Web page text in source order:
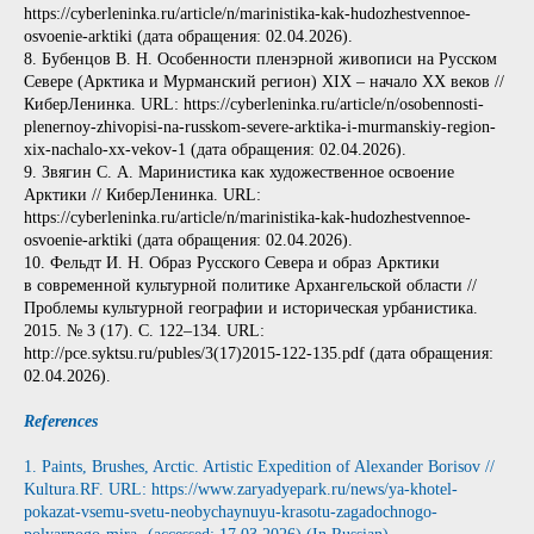
https://cyberleninka.ru/article/n/marinistika-kak-hudozhestvennoe-
osvoenie-arktiki (дата обращения: 02.04.2026).
8. Бубенцов В. Н. Особенности пленэрной живописи на Русском
Севере (Арктика и Мурманский регион) XIX – начало XX веков //
КиберЛенинка. URL: https://cyberleninka.ru/article/n/osobennosti-
plenernoy-zhivopisi‑na-russkom-severe-arktika‑i-murmanskiy-region-
xix-nachalo‑xx-vekov‑1 (дата обращения: 02.04.2026).
9. Звягин С. А. Маринистика как художественное освоение
Арктики // КиберЛенинка. URL:
https://cyberleninka.ru/article/n/marinistika-kak-hudozhestvennoe-
osvoenie-arktiki (дата обращения: 02.04.2026).
10. Фельдт И. Н. Образ Русского Севера и образ Арктики
в современной культурной политике Архангельской области //
Проблемы культурной географии и историческая урбанистика.
2015. № 3 (17). С. 122–134. URL:
http://pce.syktsu.ru/publes/3(17)2015-122-135.pdf (дата обращения:
02.04.2026).
References
1. Paints, Brushes, Arctic. Artistic Expedition of Alexander Borisov //
Kultura.RF. URL: https://www.zaryadyepark.ru/news/ya-khotel-
pokazat-vsemu-svetu-neobychaynuyu-krasotu-zagadochnogo-